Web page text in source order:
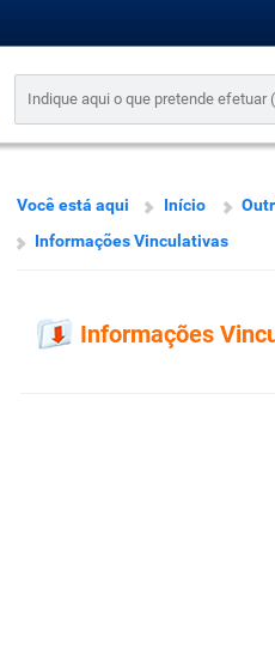
Você está aqui Início
Informações Vinculativas
Informações